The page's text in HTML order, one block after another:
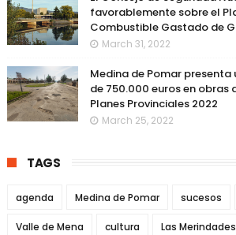
favorablemente sobre el
Combustible Gastado de
March 31, 2022
Medina de Pomar presenta
de 750.000 euros en obras
Planes Provinciales 2022
March 25, 2022
TAGS
agenda Medina de Pomar sucesos
Valle de Mena cultura Las Merindades